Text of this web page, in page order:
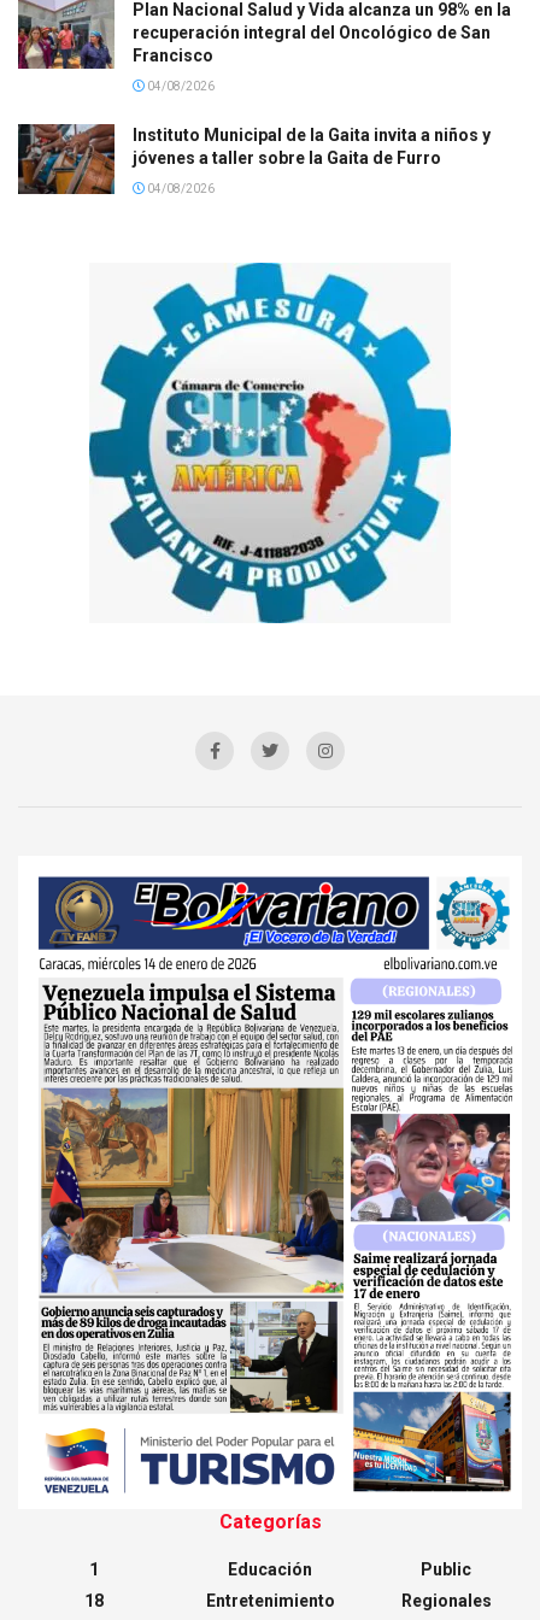
Plan Nacional Salud y Vida alcanza un 98% en la
recuperación integral del Oncológico de San
Francisco
04/08/2026
Instituto Municipal de la Gaita invita a niños y
jóvenes a taller sobre la Gaita de Furro
04/08/2026
Categorías
1
18
Educación
Entretenimiento
Public
Regionales